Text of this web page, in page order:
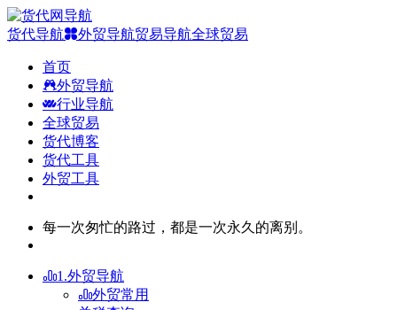
货代导航 外贸导航贸易导航全球贸易
首页
外贸导航
行业导航
全球贸易
货代博客
货代工具
外贸工具
每一次匆忙的路过，都是一次永久的离别。
1.外贸导航
外贸常用